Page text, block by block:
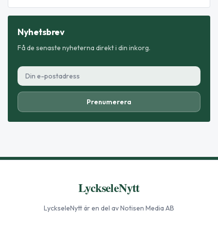
Nyhetsbrev
Få de senaste nyheterna direkt i din inkorg.
Prenumerera
LyckseleNytt
LyckseleNyttär en del av Notisen Media AB